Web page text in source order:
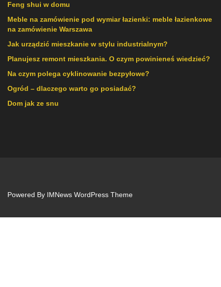
Feng shui w domu
Meble na zamówienie pod wymiar łazienki: meble łazienkowe
na zamówienie Warszawa
Jak urządzić mieszkanie w stylu industrialnym?
Planujesz remont mieszkania. O czym powinieneś wiedzieć?
Na czym polega cyklinowanie bezpyłowe?
Ogród – dlaczego warto go posiadać?
Dom jak ze snu
Powered By IMNews WordPress Theme